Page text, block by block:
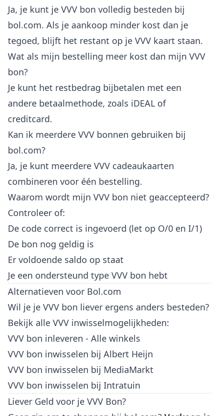
Ja, je kunt je VVV bon volledig besteden bij
bol.com. Als je aankoop minder kost dan je
tegoed, blijft het restant op je VVV kaart staan.
Wat als mijn bestelling meer kost dan mijn VVV
bon?
Je kunt het restbedrag bijbetalen met een
andere betaalmethode, zoals iDEAL of
creditcard.
Kan ik meerdere VVV bonnen gebruiken bij
bol.com?
Ja, je kunt meerdere VVV cadeaukaarten
combineren voor één bestelling.
Waarom wordt mijn VVV bon niet geaccepteerd?
Controleer of:
De code correct is ingevoerd (let op O/0 en I/1)
De bon nog geldig is
Er voldoende saldo op staat
Je een ondersteund type VVV bon hebt
Alternatieven voor Bol.com
Wil je je VVV bon liever ergens anders besteden?
Bekijk alle VVV inwisselmogelijkheden:
VVV bon inleveren - Alle winkels
VVV bon inwisselen bij Albert Heijn
VVV bon inwisselen bij MediaMarkt
VVV bon inwisselen bij Intratuin
Liever Geld voor je VVV Bon?